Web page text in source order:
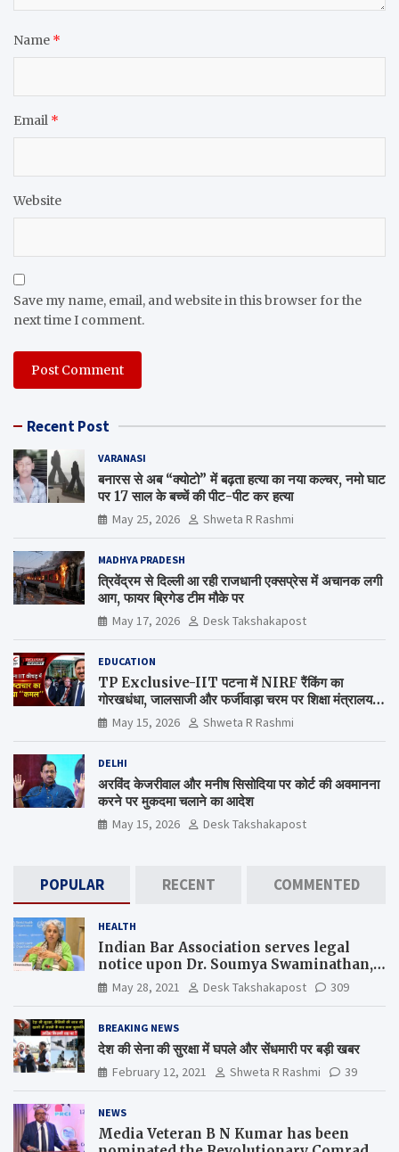
Name *
Email *
Website
Save my name, email, and website in this browser for the
next time I comment.
Recent Post
VARANASI
बनारस से अब “क्योटो” में बढ़ता हत्या का नया कल्चर, नमो घाट
पर 17 साल के बच्चें की पीट-पीट कर हत्या
May 25, 2026 Shweta R Rashmi
MADHYA PRADESH
त्रिवेंद्रम से दिल्ली आ रही राजधानी एक्सप्रेस में अचानक लगी
आग, फायर ब्रिगेड टीम मौके पर
May 17, 2026 Desk Takshakapost
EDUCATION
TP Exclusive-IIT पटना में NIRF रैंकिंग का
गोरखधंधा, जालसाजी और फर्जीवाड़ा चरम पर शिक्षा मंत्रालय
कब जागेगा ?
May 15, 2026 Shweta R Rashmi
DELHI
अरविंद केजरीवाल और मनीष सिसोदिया पर कोर्ट की अवमानना
करने पर मुकदमा चलाने का आदेश
May 15, 2026 Desk Takshakapost
POPULAR RECENT COMMENTED
HEALTH
Indian Bar Association serves legal
notice upon Dr. Soumya Swaminathan,
the Chief Scientist, WHO
May 28, 2021 Desk Takshakapost 309
BREAKING NEWS
देश की सेना की सुरक्षा में घपले और सेंधमारी पर बड़ी खबर
February 12, 2021 Shweta R Rashmi 39
NEWS
Media Veteran B N Kumar has been